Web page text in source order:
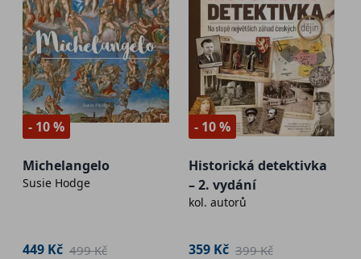
- 10 %
Michelangelo
Susie Hodge
449 Kč 499 Kč
- 10 %
Historická detektivka
– 2. vydání
kol. autorů
359 Kč 399 Kč